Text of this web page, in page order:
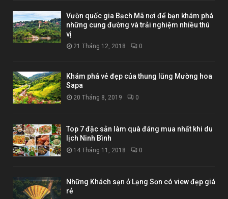
Vườn quốc gia Bạch Mã nơi để bạn khám phá
những cung đường và trải nghiệm nhiều thú
vị
21 Tháng 12, 2018 0
Khám phá vẻ đẹp của thung lũng Mường hoa
Sapa
20 Tháng 8, 2019 0
Top 7 đặc sản làm quà đáng mua nhất khi du
lịch Ninh Bình
14 Tháng 11, 2018 0
Những Khách sạn ở Lạng Sơn có view đẹp giá
rẻ